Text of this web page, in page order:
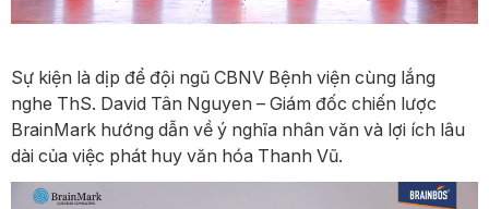
Sự kiện là dịp để đội ngũ CBNV Bệnh viện cùng lắng
nghe ThS. David Tân Nguyen – Giám đốc chiến lược
BrainMark hướng dẫn về ý nghĩa nhân văn và lợi ích lâu
dài của việc phát huy văn hóa Thanh Vũ.